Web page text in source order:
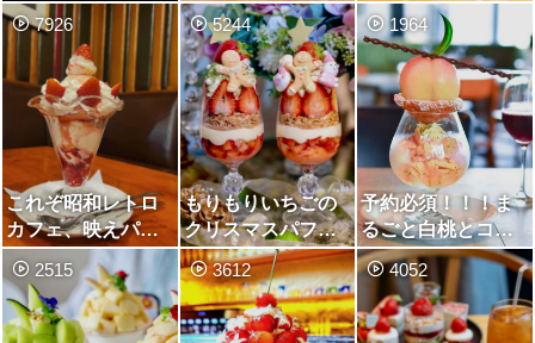
フェ
ていちご使用の絶
品いちごパフェ🍓
フェ
7926
これぞ昭和レトロ
カフェ、映えパフ
ェ&可愛いメニュー
多数
5244
もりもりいちごの
クリスマスパフェ
とパプリカまるご
とカレー
1964
予約必須！！！ま
るごと白桃とココ
ナッツのパフェ🍑
🥥🥄
2515 3612 4052